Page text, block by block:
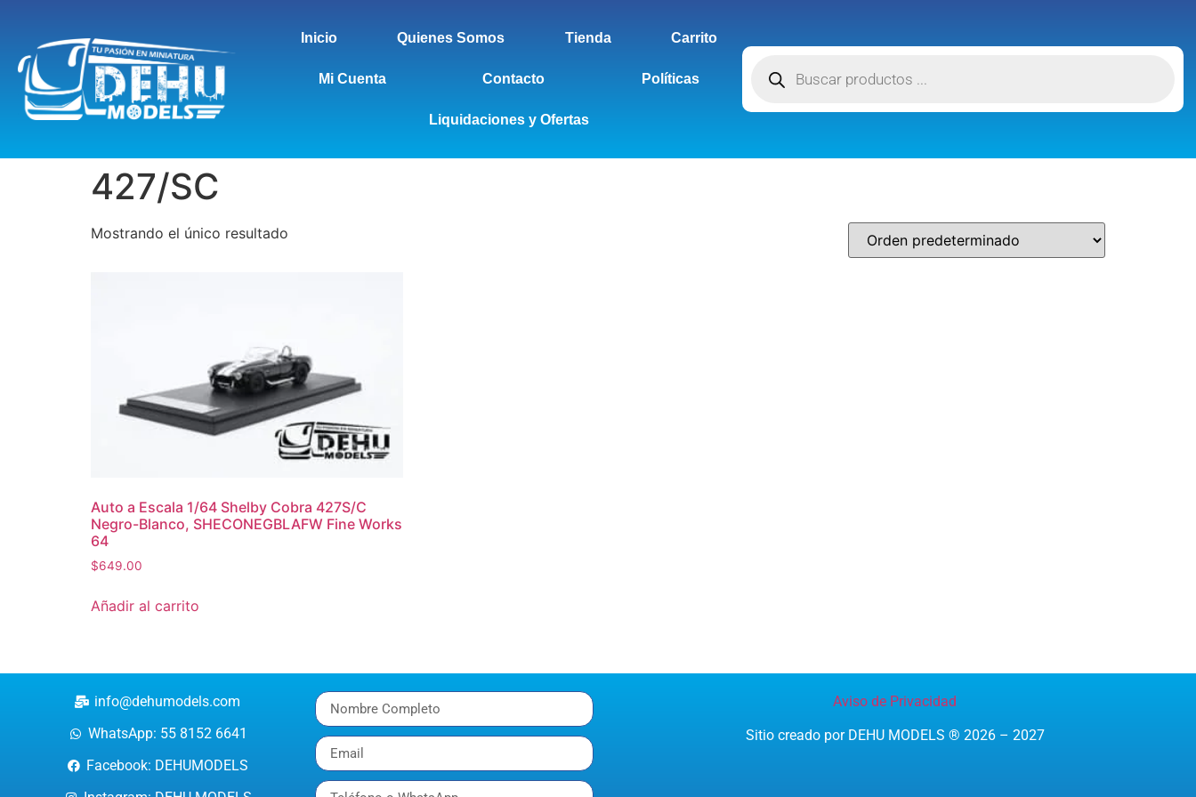
Inicio Quienes Somos Tienda Carrito
Mi Cuenta Contacto Políticas
Liquidaciones y Ofertas
427/SC
Mostrando el único resultado
Auto a Escala 1/64 Shelby Cobra 427S/C
Negro-Blanco, SHECONEGBLAFW Fine Works
64
$649.00
Añadir al carrito
info@dehumodels.com
WhatsApp: 55 8152 6641
Facebook: DEHUMODELS
Aviso de Privacidad
Sitio creado por DEHU MODELS ® 2026 – 2027